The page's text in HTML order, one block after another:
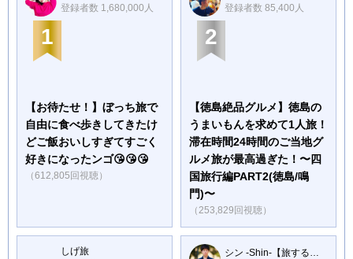
登録者数 1,680,000人
1
【お待たせ！】ぼっち旅で
自由に食べ歩きしてきたけ
どご飯おいしすぎてすごく
好きになったンゴ😘😘😘
（612,805回視聴）
登録者数 85,400人
2
【徳島絶品グルメ】徳島の
うまいもんを求めて1人旅！
滞在時間24時間のご当地グ
ルメ旅が最高過ぎた！〜四
国旅行編PART2(徳島/鳴
門)〜
（253,829回視聴）
しげ旅
シン -Shin-【旅するギャンブラー】